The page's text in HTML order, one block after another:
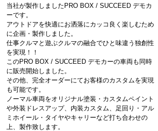
当社が製作しましたPRO BOX / SUCCEED デモカ
ーです。
アウトドアを快適にお洒落にカッコ良く楽しむため
に企画・製作しました。
​仕事クルマと遊ぶクルマの融合でひと味違う独創性
を実現！！
このPRO BOX / SUCCEED デモカーの車両も同時
に販売開始しました。
その他、完全オーダーにてお客様のカスタムを実現
も可能です。
ノーマル車両をオリジナル塗装・カスタムペイント
や外装ドレスアップ、内装カスタム、足回り・アル
ミホイール・タイヤやキャリーなど打ち合わせの
上、製作致します。